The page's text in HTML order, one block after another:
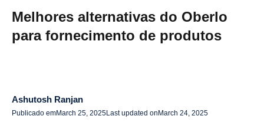
Melhores alternativas do Oberlo
para fornecimento de produtos
Ashutosh Ranjan
Publicado emMarch 25, 2025Last updated on March 24, 2025